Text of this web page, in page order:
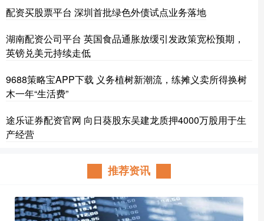
配资买股票平台 深圳首批绿色外债试点业务落地
湖南配资公司平台 英国食品通胀放缓引发政策宽松预期，
英镑兑美元持续走低
9688策略宝APP下载 义务植树新潮流，练摊义卖所得换树
木一年“生活费”
途乐证券配资官网 向日葵股东吴建龙质押4000万股用于生
产经营
推荐资讯